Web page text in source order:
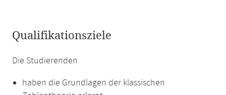
Qualifikationsziele
Die Studierenden
haben die Grundlagen der klassischen